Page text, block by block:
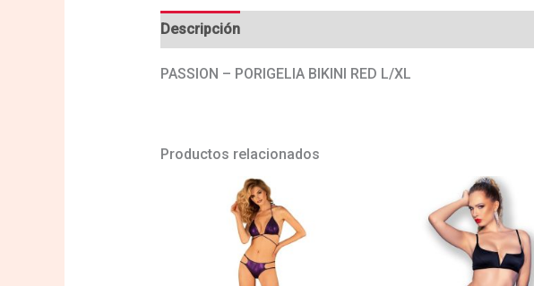
Descripción
PASSION – PORIGELIA BIKINI RED L/XL
Productos relacionados